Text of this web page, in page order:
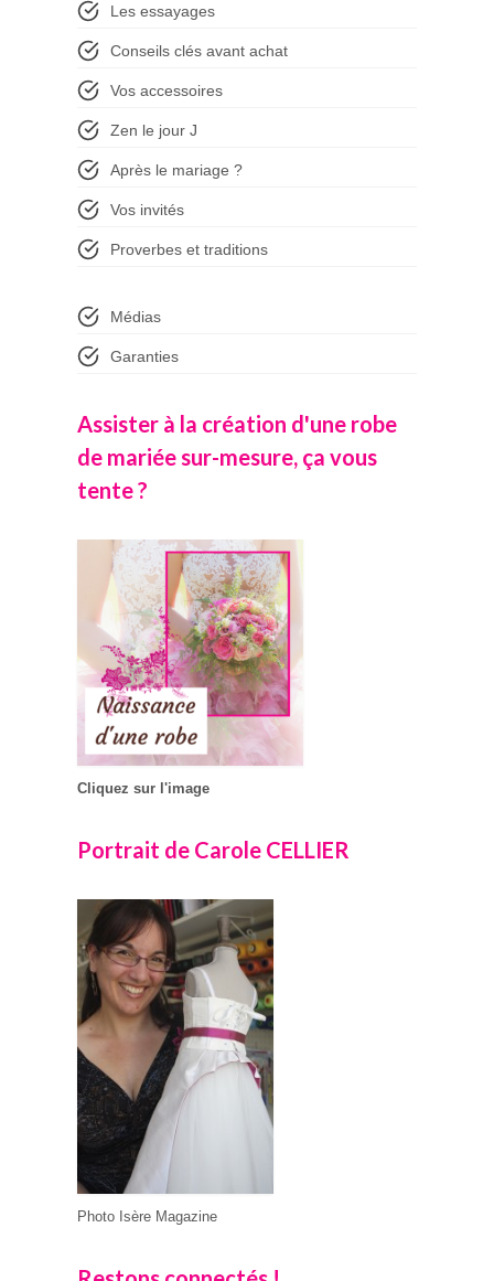
Les essayages
Conseils clés avant achat
Vos accessoires
Zen le jour J
Après le mariage ?
Vos invités
Proverbes et traditions
Médias
Garanties
Assister à la création d'une robe
de mariée sur-mesure, ça vous
tente ?
Cliquez sur l'image
Portrait de Carole CELLIER
Photo Isère Magazine